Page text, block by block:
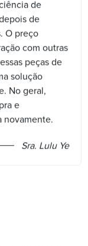
de
de
O preço
com outras
peças de
solução
No geral,
e
novamente.
Sra. Lulu Ye